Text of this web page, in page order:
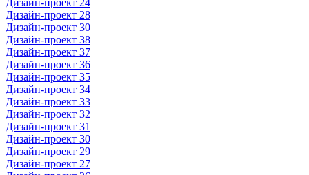
Дизайн-проект 24
Дизайн-проект 28
Дизайн-проект 30
Дизайн-проект 38
Дизайн-проект 37
Дизайн-проект 36
Дизайн-проект 35
Дизайн-проект 34
Дизайн-проект 33
Дизайн-проект 32
Дизайн-проект 31
Дизайн-проект 30
Дизайн-проект 29
Дизайн-проект 27